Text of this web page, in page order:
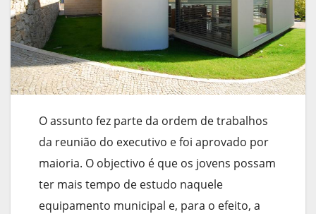
O assunto fez parte da ordem de trabalhos
da reunião do executivo e foi aprovado por
maioria. O objectivo é que os jovens possam
ter mais tempo de estudo naquele
equipamento municipal e, para o efeito, a